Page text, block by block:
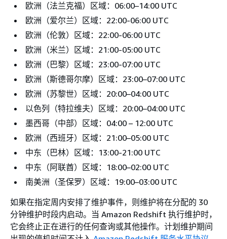
欧洲（法兰克福）区域：06:00–14:00 UTC
欧洲（爱尔兰）区域：22:00-06:00 UTC
欧洲（伦敦）区域：22:00-06:00 UTC
欧洲（米兰）区域：21:00-05:00 UTC
欧洲（巴黎）区域：23:00-07:00 UTC
欧洲（斯德哥尔摩）区域：23:00–07:00 UTC
欧洲（苏黎世）区域：20:00–04:00 UTC
以色列（特拉维夫）区域：20:00–04:00 UTC
墨西哥（中部）区域：04:00 – 12:00 UTC
欧洲（西班牙）区域：21:00–05:00 UTC
中东（巴林）区域：13:00-21:00 UTC
中东（阿联酋）区域：18:00–02:00 UTC
南美洲（圣保罗）区域：19:00–03:00 UTC
如果在指定周内安排了维护事件，则维护将在分配的 30
分钟维护时段内启动。当 Amazon Redshift 执行维护时，
它会终止正在进行的任何查询或其他操作。计划维护期间